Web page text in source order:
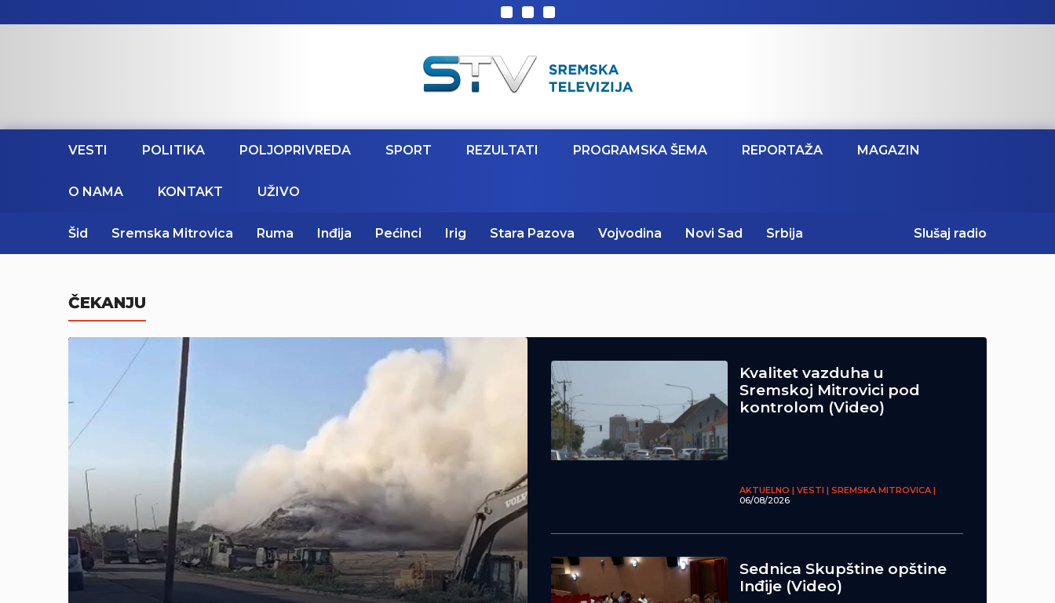
VESTI POLITIKA POLJOPRIVREDA SPORT REZULTATI PROGRAMSKA ŠEMA REPORTAŽA MAGAZIN
O NAMA KONTAKT UŽIVO
Šid Sremska Mitrovica Ruma Inđija Pećinci Irig Stara Pazova Vojvodina Novi Sad Srbija Slušaj radio
ČEKANJU
Kvalitet vazduha u
Sremskoj Mitrovici pod
kontrolom (Video)
AKTUELNO | VESTI | SREMSKA MITROVICA |
06/08/2026
Sednica Skupštine opštine
Inđije (Video)